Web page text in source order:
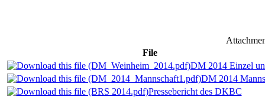
File
DM 2014 Einzel
DM 2014
Pressebericht des DKBC